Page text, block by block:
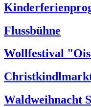
Flussbühne
Wollfestival
Waldweihnacht